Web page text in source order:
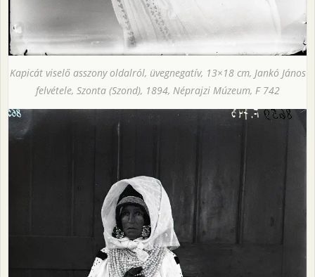
Kapicát viselő asszony oldalról, üvegnegatív, 13×18 cm, Jankó János
felvétele, Szonta (Szond), 1894, Néprajzi Múzeum, F 742